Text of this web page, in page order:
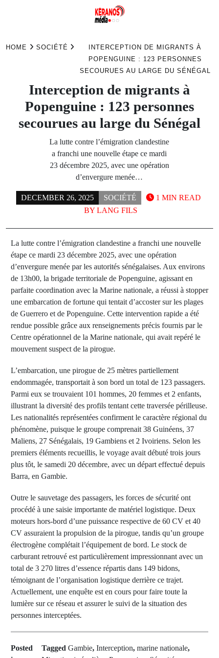
HOME SOCIÉTÉ
INTERCEPTION DE MIGRANTS À
POPENGUINE : 123 PERSONNES
SECOURUES AU LARGE DU SÉNÉGAL
Interception de migrants à
Popenguine : 123 personnes
secourues au large du Sénégal
La lutte contre l’émigration clandestine
a franchi une nouvelle étape ce mardi
23 décembre 2025, avec une opération
d’envergure menée…
DECEMBER 26, 2025
SOCIÉTÉ
BY LANG FILS
1 MIN READ
La lutte contre l’émigration clandestine a franchi une nouvelle
étape ce mardi 23 décembre 2025, avec une opération
d’envergure menée par les autorités sénégalaises. Aux environs
de 13h00, la brigade territoriale de Popenguine, agissant en
parfaite coordination avec la Marine nationale, a réussi à stopper
une embarcation de fortune qui tentait d’accoster sur les plages
de Guerrero et de Popenguine. Cette intervention rapide a été
rendue possible grâce aux renseignements précis fournis par le
Centre opérationnel de la Marine nationale, qui avait repéré le
mouvement suspect de la pirogue.
L’embarcation, une pirogue de 25 mètres partiellement
endommagée, transportait à son bord un total de 123 passagers.
Parmi eux se trouvaient 101 hommes, 20 femmes et 2 enfants,
illustrant la diversité des profils tentant cette traversée périlleuse.
Les nationalités représentées confirment le caractère régional du
phénomène, puisque le groupe comprenait 38 Guinéens, 37
Maliens, 27 Sénégalais, 19 Gambiens et 2 Ivoiriens. Selon les
premiers éléments recueillis, le voyage avait débuté trois jours
plus tôt, le samedi 20 décembre, avec un départ effectué depuis
Barra, en Gambie.
Outre le sauvetage des passagers, les forces de sécurité ont
procédé à une saisie importante de matériel logistique. Deux
moteurs hors-bord d’une puissance respective de 60 CV et 40
CV assuraient la propulsion de la pirogue, tandis qu’un groupe
électrogène complétait l’équipement de bord. Le stock de
carburant retrouvé est particulièrement impressionnant avec un
total de 3 270 litres d’essence répartis dans 149 bidons,
témoignant de l’organisation logistique derrière ce trajet.
Actuellement, une enquête est en cours pour faire toute la
lumière sur ce réseau et assurer le suivi de la situation des
personnes interceptées.
Posted
Tagged Gambie, Interception, marine nationale,